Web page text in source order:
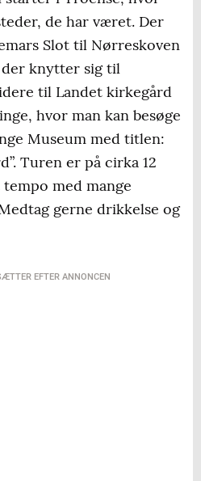
de har været. Der
Slot til Nørreskoven
der knytter sig til
til Landet kirkegård
hvor man kan besøge
Museum med titlen:
Turen er på cirka 12
med mange
gerne drikkelse og
EFTER ANNONCEN